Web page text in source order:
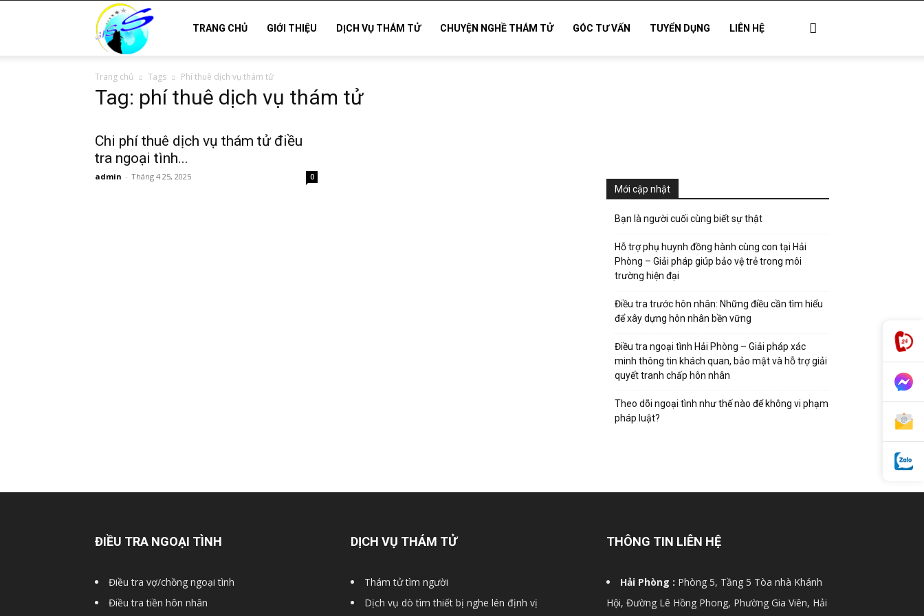
tử
Hải
Giss
TRANG CHỦ GIỚI THIỆU DỊCH VỤ THÁM TỬ CHUYỆN NGHỀ THÁM TỬ GÓC TƯ VẤN TUYỂN DỤNG LIÊN HỆ
Trang chủ Tags Phí thuê dịch vụ thám tử
Tag: phí thuê dịch vụ thám tử
Chi phí thuê dịch vụ thám tử điều
tra ngoại tình...
admin - Tháng 4 25, 2025 0
Mới cập nhật
Bạn là người cuối cùng biết sự thật
Hỗ trợ phụ huynh đồng hành cùng con tại Hải
Phòng – Giải pháp giúp bảo vệ trẻ trong môi
trường hiện đại
Điều tra trước hôn nhân: Những điều cần tìm hiểu
để xây dựng hôn nhân bền vững
Điều tra ngoại tình Hải Phòng – Giải pháp xác
minh thông tin khách quan, bảo mật và hỗ trợ giải
quyết tranh chấp hôn nhân
Theo dõi ngoại tình như thế nào để không vi phạm
pháp luật?
ĐIỀU TRA NGOẠI TÌNH
Điều tra vợ/chồng ngoại tình
Điều tra tiền hôn nhân
DỊCH VỤ THÁM TỬ
Thám tử tìm người
Dịch vụ dò tìm thiết bị nghe lén định vị
THÔNG TIN LIÊN HỆ
Hải Phòng : Phòng 5, Tầng 5 Tòa nhà Khánh
Hội, Đường Lê Hồng Phong, Phường Gia Viên, Hải